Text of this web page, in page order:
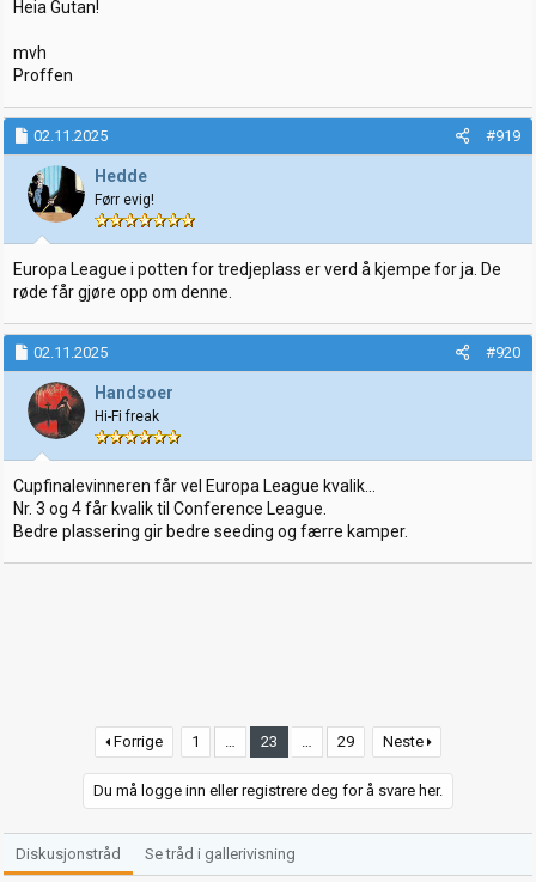
Heia Gutan!
mvh
Proffen
02.11.2025 #919
Hedde
Førr evig!
Europa League i potten for tredjeplass er verd å kjempe for ja. De
røde får gjøre opp om denne.
02.11.2025 #920
Handsoer
Hi-Fi freak
Cupfinalevinneren får vel Europa League kvalik...
Nr. 3 og 4 får kvalik til Conference League.
Bedre plassering gir bedre seeding og færre kamper.
Forrige 1 … 23 … 29 Neste
Du må logge inn eller registrere deg for å svare her.
Diskusjonstråd Se tråd i gallerivisning